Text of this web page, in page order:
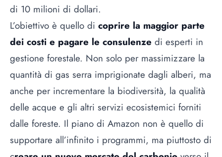
di 10 milioni di dollari.
L’obiettivo è quello di coprire la maggior parte
dei costi e pagare le consulenze di esperti in
gestione forestale. Non solo per massimizzare la
quantità di gas serra imprigionate dagli alberi, ma
anche per incrementare la biodiversità, la qualità
delle acque e gli altri servizi ecosistemici forniti
dalle foreste. Il piano di Amazon non è quello di
supportare all’infinito i programmi, ma piuttosto di